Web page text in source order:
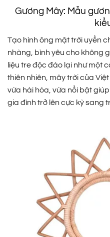
Gương Mây: Mẫu
Tạo hình ông mặt trời uyển
nhàng, bình yêu cho không
liệu tre độc đáo lại như một
thiên nhiên, mây trời của
vừa hài hòa, vừa nổi bật
gia đình trở lên cực kỳ sang